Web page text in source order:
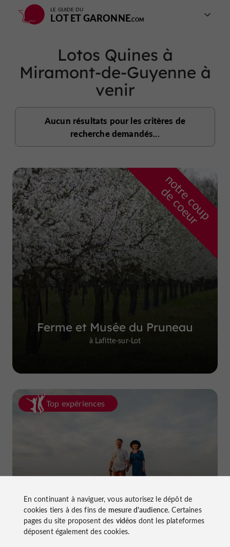
LE GUIDE DU
LOT ET GARONNE
Lotos Quines à
Miramont-de-Guyenne à
venir
Aucun résultats pour les critères de
recherche demandés...
n
o
t
r
e
c
o
u
p
d
e
c
o
e
u
r
Ferme et Musée du Pruneau
à Lafitte-sur-Lot
Top expériences
En continuant à naviguer, vous autorisez le dépôt de
cookies tiers à des fins de mesure d'audience. Certaines
pages du site proposent des vidéos dont les plateformes
déposent également des cookies.